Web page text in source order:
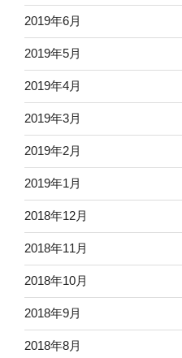
2019年6月
2019年5月
2019年4月
2019年3月
2019年2月
2019年1月
2018年12月
2018年11月
2018年10月
2018年9月
2018年8月